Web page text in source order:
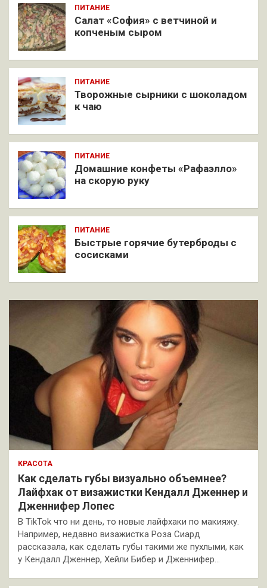
ПИТАНИЕ
Салат «София» с ветчиной и
копченым сыром
ПИТАНИЕ
Творожные сырники с шоколадом
к чаю
ПИТАНИЕ
Домашние конфеты «Рафаэлло»
на скорую руку
ПИТАНИЕ
Быстрые горячие бутерброды с
сосисками
КРАСОТА
Как сделать губы визуально объемнее?
Лайфхак от визажистки Кендалл Дженнер и
Дженнифер Лопес
В TikTok что ни день, то новые лайфхаки по макияжу.
Например, недавно визажистка Роза Сиард
рассказала, как сделать губы такими же пухлыми, как
у Кендалл Дженнер, Хейли Бибер и Дженнифер…